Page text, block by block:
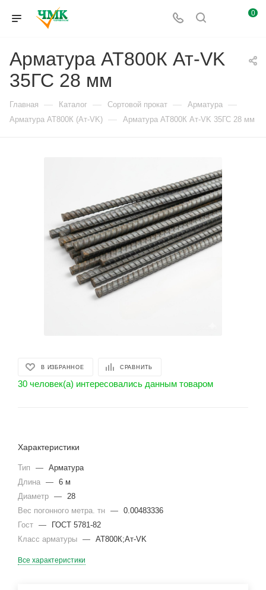
0
Арматура АТ800К Ат-VK
35ГС 28 мм
Главная — Каталог — Сортовой прокат — Арматура —
Арматура АТ800К (Ат-VK) — Арматура АТ800К Ат-VK 35ГС 28 мм
В ИЗБРАННОЕ СРАВНИТЬ
30 человек(а) интересовались данным товаром
Характеристики
Тип — Арматура
Длина — 6 м
Диаметр — 28
Вес погонного метра. тн — 0.00483336
Гост —
ГОСТ 5781-82
Класс арматуры — АТ800К;Ат-VK
Все характеристики